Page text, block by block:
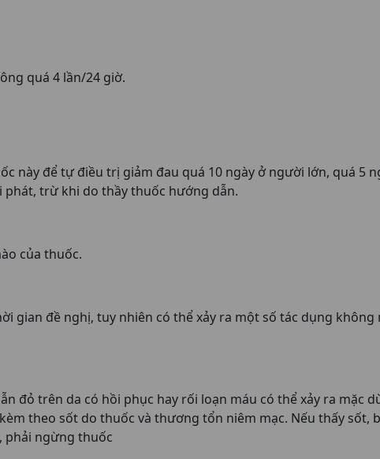
quá 4 lần/24 giờ.
này để tự điều trị giảm đau quá 10 ngày ở người lớn, quá 5
phát, trừ khi do thầy thuốc hướng dẫn.
của thuốc.
gian đề nghị, tuy nhiên có thể xảy ra một số tác dụng
đỏ trên da có hồi phục hay rối loạn máu có thể xảy ra mặc
theo sốt do thuốc và thương tổn niêm mạc. Nếu thấy sốt,
phải ngừng thuốc